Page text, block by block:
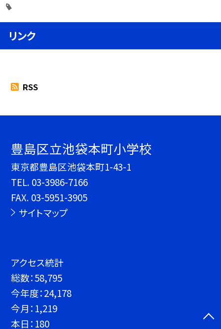
リンク
RSS
豊島区立池袋本町小学校
東京都豊島区池袋本町1-43-1
TEL. 03-3986-7166
FAX. 03-5951-3905
サイトマップ
アクセス統計
総数：58,795
今年度：24,178
今月： 1,219
本日： 180